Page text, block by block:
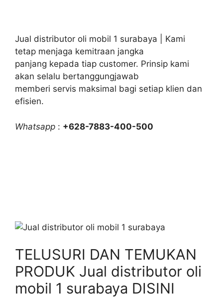
Jual distributor oli mobil 1 surabaya | Kami
tetap menjaga kemitraan jangka
panjang kepada tiap customer. Prinsip kami
akan selalu bertanggungjawab
memberi servis maksimal bagi setiap klien dan
efisien.
Whatsapp : +628-7883-400-500
TELUSURI DAN TEMUKAN
PRODUK Jual distributor oli
mobil 1 surabaya DISINI